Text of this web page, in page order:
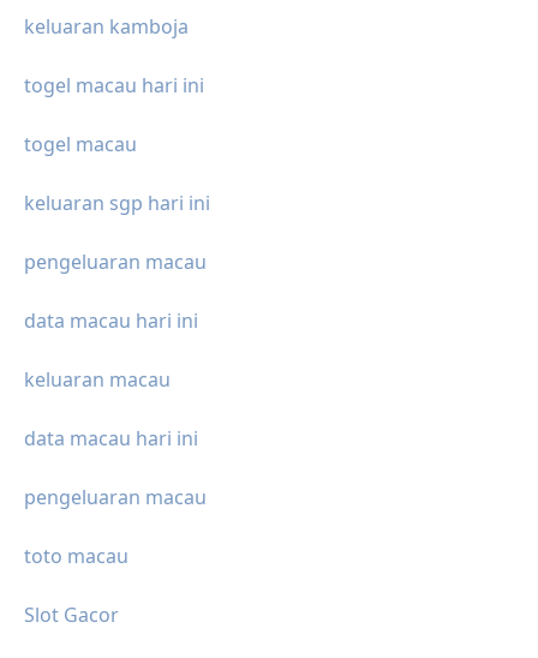
keluaran kamboja
togel macau hari ini
togel macau
keluaran sgp hari ini
pengeluaran macau
data macau hari ini
keluaran macau
data macau hari ini
pengeluaran macau
toto macau
Slot Gacor